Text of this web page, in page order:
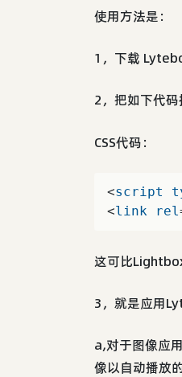
使用方法是：
1，下载
2，把如下代
CSS代码：
<script
<link rel
这可比
3，就是应用
a,对于图像应
像以自动播放